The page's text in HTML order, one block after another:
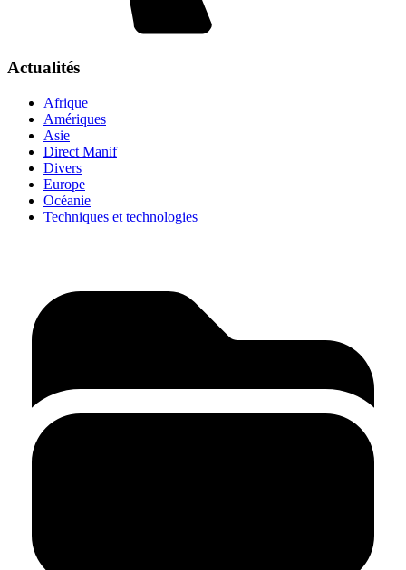
Actualités
Afrique
Amériques
Asie
Direct Manif
Divers
Europe
Océanie
Techniques et technologies